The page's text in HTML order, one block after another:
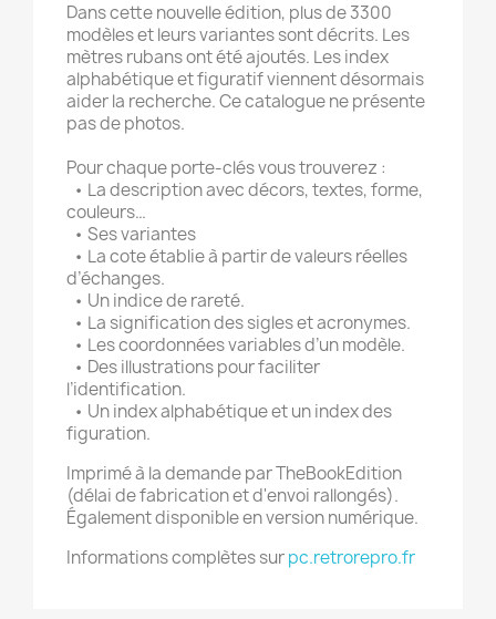
Dans cette nouvelle édition, plus de 3300
modèles et leurs variantes sont décrits. Les
mètres rubans ont été ajoutés. Les index
alphabétique et figuratif viennent désormais
aider la recherche. Ce catalogue ne présente
pas de photos.
Pour chaque porte-clés vous trouverez :
• La description avec décors, textes, forme,
couleurs…
• Ses variantes
• La cote établie à partir de valeurs réelles
d’échanges.
• Un indice de rareté.
• La signification des sigles et acronymes.
• Les coordonnées variables d’un modèle.
• Des illustrations pour faciliter
l’identification.
• Un index alphabétique et un index des
figuration.
Imprimé à la demande parTheBookEdition
(délai de fabrication et d'envoi rallongés).
Également disponible en version numérique.
Informations complètes surpc.retrorepro.fr